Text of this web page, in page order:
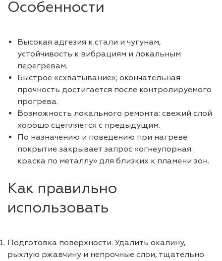
Особенности
Высокая адгезия к стали и чугунам,
устойчивость к вибрациям и локальным
перегревам.
Быстрое «схватывание»; окончательная
прочность достигается после контролируемого
прогрева.
Возможность локального ремонта: свежий слой
хорошо сцепляется с предыдущим.
По назначению и поведению при нагреве
покрытие закрывает запрос «огнеупорная
краска по металлу» для близких к пламени зон.
Как правильно
использовать
Подготовка поверхности. Удалить окалину,
рыхлую ржавчину и непрочные слои, тщательно